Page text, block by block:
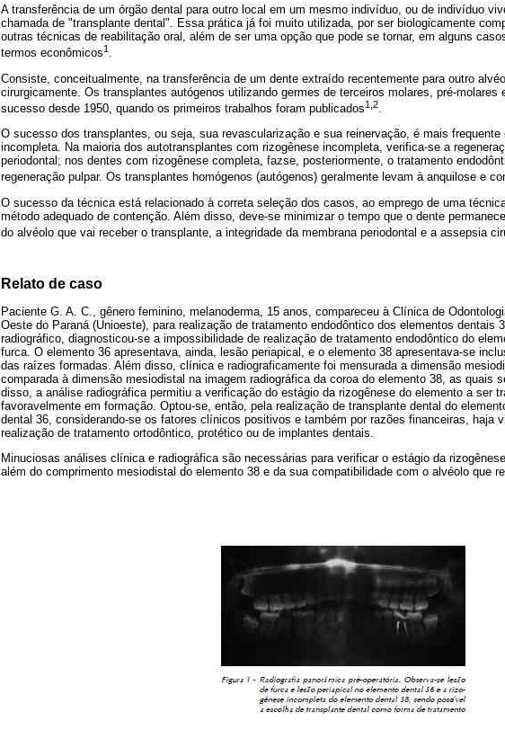
A transferência de um órgão dental para outro local em um mesmo indivíduo, ou de indivíduo
chamada de "transplante dental". Essa prática já foi muito utilizada, por ser biologicamente
outras técnicas de reabilitação oral, além de ser uma opção que pode se tornar, em alguns
termos econômicos1 .
Consiste, conceitualmente, na transferência de um dente extraído recentemente para outro
cirurgicamente. Os transplantes autógenos utilizando germes de terceiros molares, pré-molares
sucesso desde 1950, quando os primeiros trabalhos foram publicados1,2
O sucesso dos transplantes, ou seja, sua revascularização e sua reinervação, é mais
incompleta. Na maioria dos autotransplantes com rizogênese incompleta, verifica-se a
periodontal; nos dentes com rizogênese completa, fazse, posteriormente, o tratamento
regeneração pulpar. Os transplantes homógenos (autógenos) geralmente levam à anquilose e
O sucesso da técnica está relacionado à correta seleção dos casos, ao emprego de uma
método adequado de contenção. Além disso, deve-se minimizar o tempo que o dente
do alvéolo que vai receber o transplante, a integridade da membrana periodontal e a assepsia
Relato de caso
Paciente G. A. C., gênero feminino, melanoderma, 15 anos, compareceu à Clínica de
Oeste do Paraná (Unioeste), para realização de tratamento endodôntico dos elementos dentais
radiográfico, diagnosticou-se a impossibilidade de realização de tratamento endodôntico do
furca. O elemento 36 apresentava, ainda, lesão periapical, e o elemento 38 apresentava-se
das raízes formadas. Além disso, clínica e radiograficamente foi mensurada a dimensão
comparada à dimensão mesiodistal na imagem radiográfica da coroa do elemento 38, as quais
disso, a análise radiográfica permitiu a verificação do estágio da rizogênese do elemento a ser
favoravelmente em formação. Optou-se, então, pela realização de transplante dental do
dental 36, considerando-se os fatores clínicos positivos e também por razões financeiras, haja
realização de tratamento ortodôntico, protético ou de implantes dentais.
Minuciosas análises clínica e radiográfica são necessárias para verificar o estágio da
além do comprimento mesiodistal do elemento 38 e da sua compatibilidade com o alvéolo que